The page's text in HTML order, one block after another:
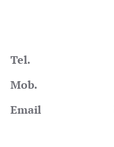
Tel.
Mob.
Email